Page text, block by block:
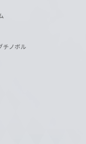
チノボル